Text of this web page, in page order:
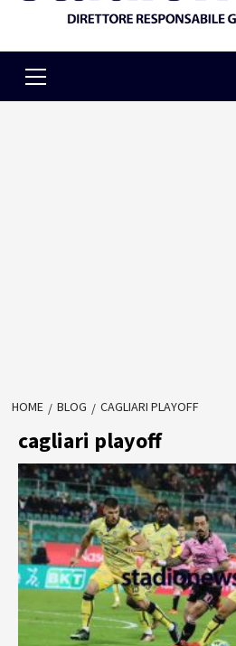
Menu
HOME BLOG CAGLIARI PLAYOFF
cagliari playoff